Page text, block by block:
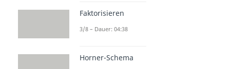
Faktorisieren
3/8 – Dauer: 04:38
Horner-Schema